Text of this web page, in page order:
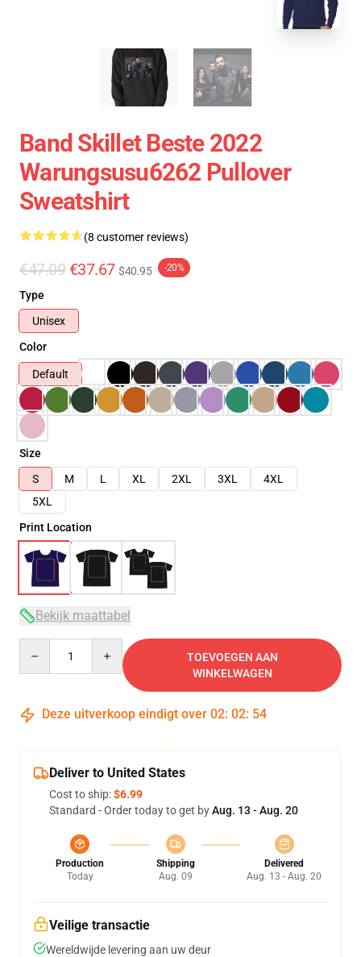
Band Skillet Beste 2022
Warungsusu6262 Pullover
Sweatshirt
(8 customer reviews)
€47.09 €37.67 $40.95 -20%
Type
Unisex
Color
Default
Size
S
M L XL 2XL 3XL
4XL
5XL
Print Location
Bekijk maattabel
TOEVOEGEN AAN
WINKELWAGEN
Deze uitverkoop eindigt over 02: 02: 54
Deliver to United States
Cost to ship:$6.99
Standard - Order today to get byAug. 13 - Aug. 20
Production
Today
Shipping
Aug. 09
Delivered
Aug. 13 - Aug. 20
Veilige transactie
Wereldwijde levering aan uw deur